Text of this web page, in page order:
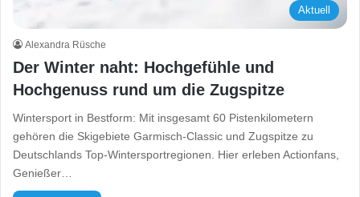
Aktuell
Alexandra Rüsche
Der Winter naht: Hochgefühle und
Hochgenuss rund um die Zugspitze
Wintersport in Bestform: Mit insgesamt 60 Pistenkilometern
gehören die Skigebiete Garmisch-Classic und Zugspitze zu
Deutschlands Top-Wintersportregionen. Hier erleben Actionfans,
Genießer…